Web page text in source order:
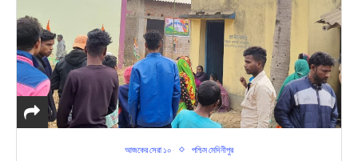
আজকের সেরা ১০ পশ্চিম মেদিনীপুর